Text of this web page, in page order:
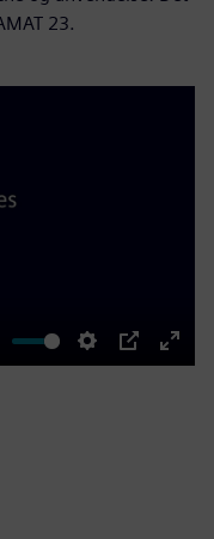
23.
Settings
PIP
Enter